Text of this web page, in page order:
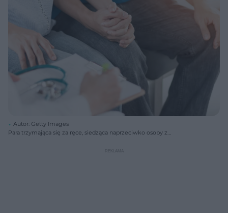
Autor: Getty Images
Para trzymająca się za ręce, siedząca naprzeciwko osoby z
psychologa. Odpowiedzi eksperta na temat przedwczesnego wytrysku